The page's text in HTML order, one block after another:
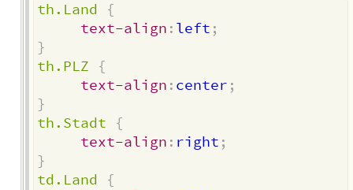
th.Land
{
text-align : left ;
}
th.PLZ
{
text-align : center ;
}
th.Stadt
{
text-align : right ;
}
td.Land
{